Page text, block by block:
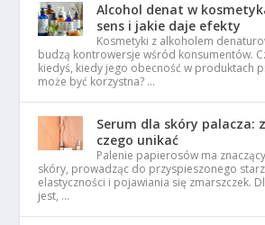
Alcohol denat w
sens i jakie daje efekty
Kosmetyki z alkoholem
budzą kontrowersje wśród konsumentów.
kiedyś, kiedy jego obecność w produktach
może być korzystna? …
Serum dla skóry palacza:
czego unikać
Palenie papierosów ma
skóry, prowadząc do przyspieszonego
elastyczności i pojawiania się zmarszczek.
jest, …